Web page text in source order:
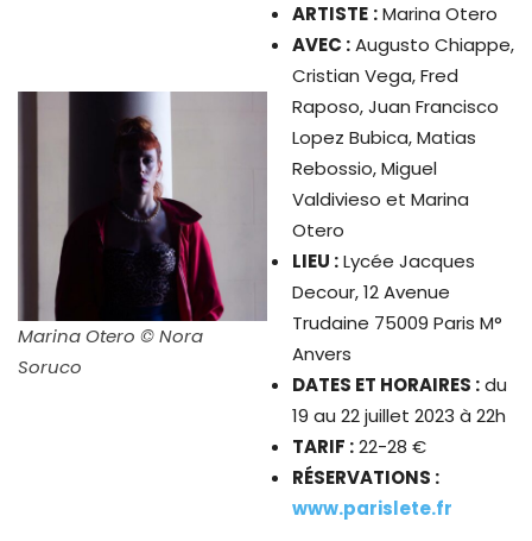
Marina Otero © Nora
Soruco
ARTISTE :Marina Otero
AVEC :Augusto Chiappe,
Cristian Vega, Fred
Raposo, Juan Francisco
Lopez Bubica, Matias
Rebossio, Miguel
Valdivieso et Marina
Otero
LIEU :Lycée Jacques
Decour, 12 Avenue
Trudaine 75009 Paris M°
Anvers
DATES ET HORAIRES :du
19 au 22 juillet 2023 à 22h
TARIF :22-28 €
RÉSERVATIONS :
www.parislete.fr